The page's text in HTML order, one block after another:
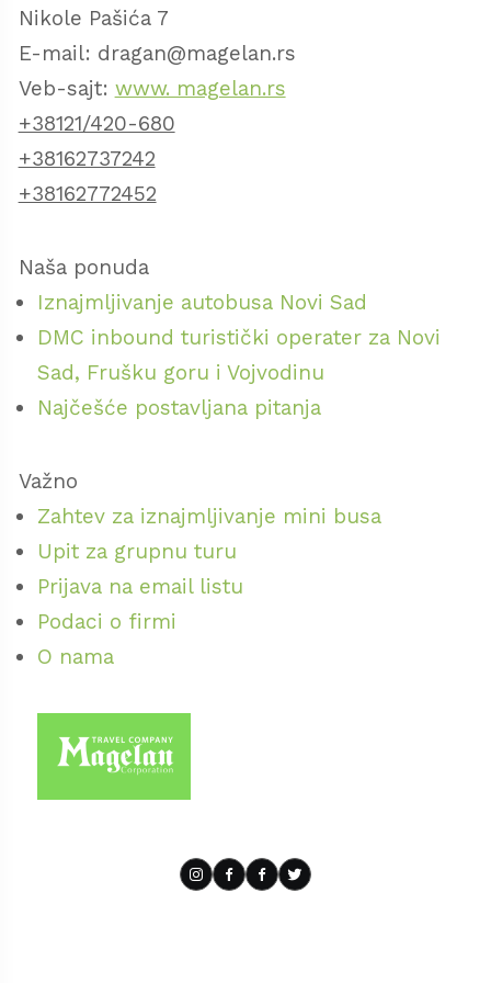
običaj nije prekidan. Nedaleko od manastira
nalazi se desetocevna betonska česma sa
hladnom izvorskom vodom, koju narodno
predanje pripisuje devetorici braće Jugovića
i starom Jug – Bogdanu. Iznad česme izdiže
se kapela Svetog Velikomučenika
narodnom predanju podignute su uoči
Kosovske bitke, dok sadašnji izgled datira iz
1968. godine.
Nikole Pašića 7
E-mail: dragan@magelan.rs
Veb-sajt: www. magelan.rs
+38121/420-680
+38162737242
+38162772452
Naša ponuda
Iznajmljivanje autobusa Novi Sad
DMC inbound turistički operater za Novi
Sad, Frušku goru i Vojvodinu
Najčešće postavljana pitanja
Važno
Zahtev za iznajmljivanje mini busa
Upit za grupnu turu
Prijava na email listu
Podaci o firmi
O nama